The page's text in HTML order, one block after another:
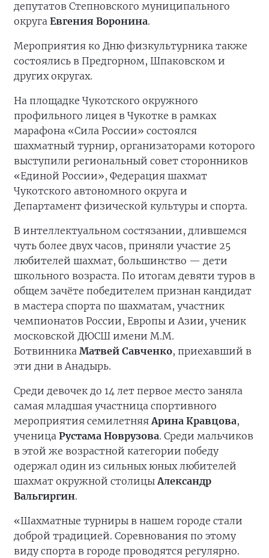
депутатов Степновского муниципального
округа Евгения Воронина.
Мероприятия ко Дню физкультурника также
состоялись в Предгорном, Шпаковском и
других округах.
На площадке Чукотского окружного
профильного лицея в Чукотке в рамках
марафона «Сила России» состоялся
шахматный турнир, организаторами которого
выступили региональный совет сторонников
«Единой России», Федерация шахмат
Чукотского автономного округа и
Департамент физической культуры и спорта.
В интеллектуальном состязании, длившемся
чуть более двух часов, приняли участие 25
любителей шахмат, большинство — дети
школьного возраста. По итогам девяти туров в
общем зачёте победителем признан кандидат
в мастера спорта по шахматам, участник
чемпионатов России, Европы и Азии, ученик
московской ДЮСШ имени М.М.
Ботвинника Матвей Савченко, приехавший в
эти дни в Анадырь.
Среди девочек до 14 лет первое место заняла
самая младшая участница спортивного
мероприятия семилетняяАрина Кравцова,
ученица Рустама Новрузова. Среди мальчиков
в этой же возрастной категории победу
одержал один из сильных юных любителей
шахмат окружной столицыАлександр
Вальгиргин.
«Шахматные турниры в нашем городе стали
доброй традицией. Соревнования по этому
виду спорта в городе проводятся регулярно.